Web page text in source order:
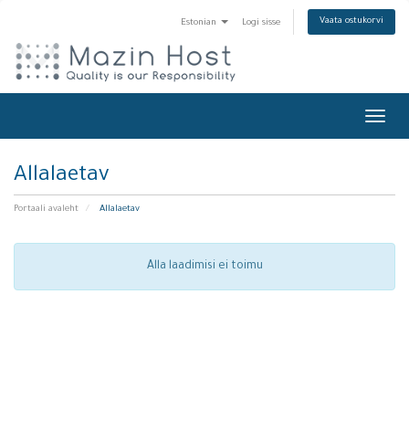
Estonian Logi sisse Vaata ostukorvi
Allalaetav
Portaali avaleht Allalaetav
Alla laadimisi ei toimu